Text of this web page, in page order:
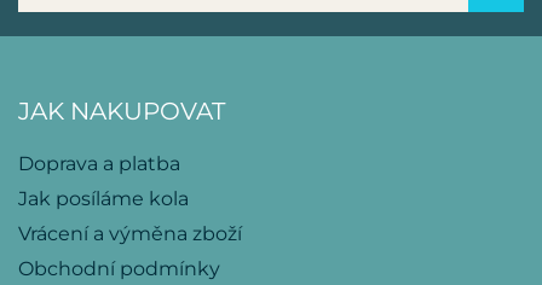
JAK NAKUPOVAT
Doprava a platba
Jak posíláme kola
Vrácení a výměna zboží
Obchodní podmínky